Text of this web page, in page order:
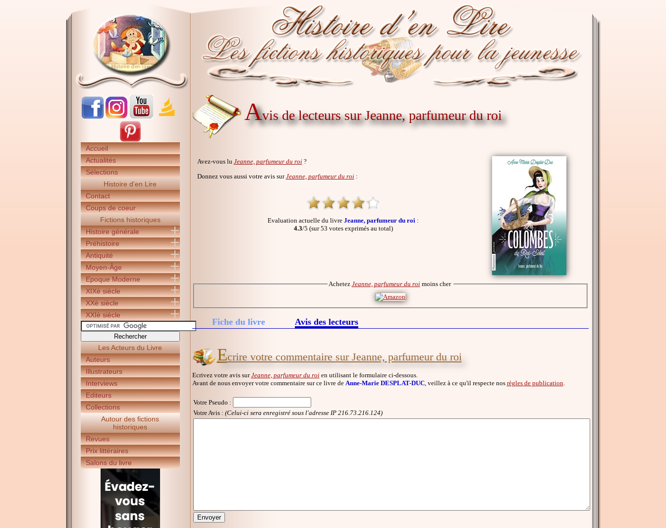
Accueil
Actualités
Sélections
Histoire d'en Lire
Contact
Coups de coeur
Fictions historiques
Histoire générale
Préhistoire
Antiquité
Moyen-Âge
Epoque Moderne
XIXè siècle
XXè siècle
XXIè siècle
Les Acteurs du Livre
Auteurs
Illustrateurs
Interviews
Editeurs
Collections
Autour des fictions
historiques
Revues
Prix littéraires
Salons du livre
Avis de lecteurs sur Jeanne, parfumeur du roi
Avez-vous lu Jeanne, parfumeur du roi?
Donnez vous aussi votre avis surJeanne, parfumeur du roi:
Evaluation actuelle du livre Jeanne, parfumeur du roi :
4.3/5 (sur 53 votes exprimés au total)
Achetez Jeanne, parfumeur du roimoins cher
Fiche du livre Avis des lecteurs
Ecrire votre commentaire sur Jeanne, parfumeur du roi
Ecrivez votre avis surJeanne, parfumeur du roien utilisant le formulaire ci-dessous.
Avant de nous envoyer votre commentaire sur ce livre de Anne-Marie DESPLAT-DUC, veillez à ce qu'il respecte nos règles de publication
Votre Pseudo :
Votre Avis : (Celui-ci sera enregistré sous l'adresse IP 216.73.216.124)